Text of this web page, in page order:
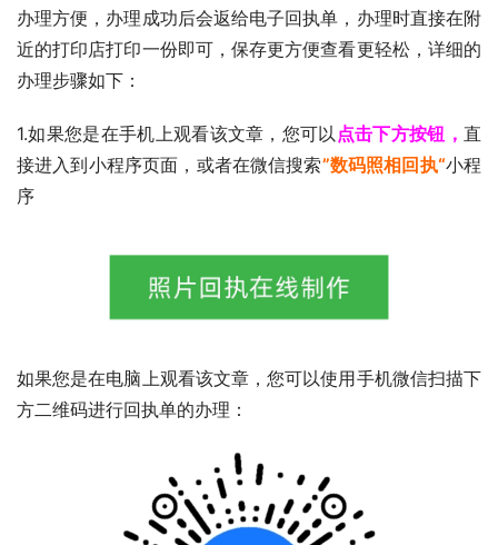
办理方便，办理成功后会返给电子回执单，办理时直接在附
近的打印店打印一份即可，保存更方便查看更轻松，详细的
办理步骤如下：
1.如果您是在手机上观看该文章，您可以 点击下方按钮，直
接进入到小程序页面，或者在微信搜索”数码照相回执“小程
序
如果您是在电脑上观看该文章，您可以使用手机微信扫描下
方二维码进行回执单的办理：